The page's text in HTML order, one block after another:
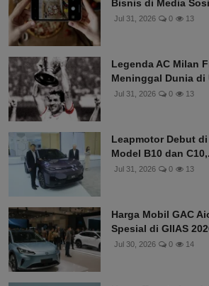
Bisnis di Media
Jul 31, 2026 0 13
Legenda AC Milan
Meninggal Dunia di
Jul 31, 2026 0 13
Leapmotor Debut
Model B10 dan
Jul 31, 2026 0 13
Harga Mobil GAC
Spesial di GIIAS
Jul 30, 2026 0 14